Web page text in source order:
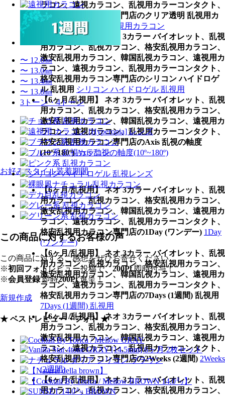
ラコン、遠視カラコン、乱視用カラーコンタクト、
格安乱視用カラコン専門店のクリア透明 乱視用カ
ラコン クリア透明 乱視用カラコン
【6ヶ月/乱視用】 ネオ 3カラー バイオレット、乱視
用カラコン、乱視カラコン、格安乱視用カラコン、
激安乱視用カラコン、韓国乱視カラコン、遠視用カ
ラコン、遠視カラコン、乱視用カラーコンタクト、
格安乱視用カラコン専門店のシリコン ハイドロゲ
ル 乱視用 シリコン ハイドロゲル 乱視用
【6ヶ月/乱視用】 ネオ 3カラー バイオレット、乱視
用カラコン、乱視カラコン、格安乱視用カラコン、
激安乱視用カラコン、韓国乱視カラコン、遠視用カ
ラコン、遠視カラコン、乱視用カラーコンタクト、
格安乱視用カラコン専門店のAxis 乱視の軸度
(10º~180º) Axis 乱視の軸度(10º~180º)
お好みスタイル装着期間
【6ヶ月/乱視用】 ネオ 3カラー バイオレット、乱視
用カラコン、乱視カラコン、格安乱視用カラコン、
激安乱視用カラコン、韓国乱視カラコン、遠視用カ
ラコン、遠視カラコン、乱視用カラーコンタクト、
格安乱視用カラコン専門店の1Day (ワンデー) 1Day
(ワンデー)
【6ヶ月/乱視用】 ネオ 3カラー バイオレット、乱視
用カラコン、乱視カラコン、格安乱視用カラコン、
激安乱視用カラコン、韓国乱視カラコン、遠視用カ
ラコン、遠視カラコン、乱視用カラーコンタクト、
格安乱視用カラコン専門店の7Days (1週間) 乱視用
7Days (1週間) 乱視用
【6ヶ月/乱視用】 ネオ 3カラー バイオレット、乱視
用カラコン、乱視カラコン、格安乱視用カラコン、
激安乱視用カラコン、韓国乱視カラコン、遠視用カ
ラコン、遠視カラコン、乱視用カラーコンタクト、
格安乱視用カラコン専門店の2Weeks (2週間) 2Weeks
(2週間)
【6ヶ月/乱視用】 ネオ 3カラー バイオレット、乱視
用カラコン、乱視カラコン、格安乱視用カラコン、
〜 12.6㎜
〜 13.0㎜
〜 13.4㎜
〜 13.8㎜
3トーン・4トーン
この商品に対するお客様の声
この商品に対するご感想をぜひお寄せください。
※初回フォトレビュー投稿で、200Pt即時付与！
※会員登録即時200Pt進呈！
新規作成
★ ベストレビュー・フォト ★